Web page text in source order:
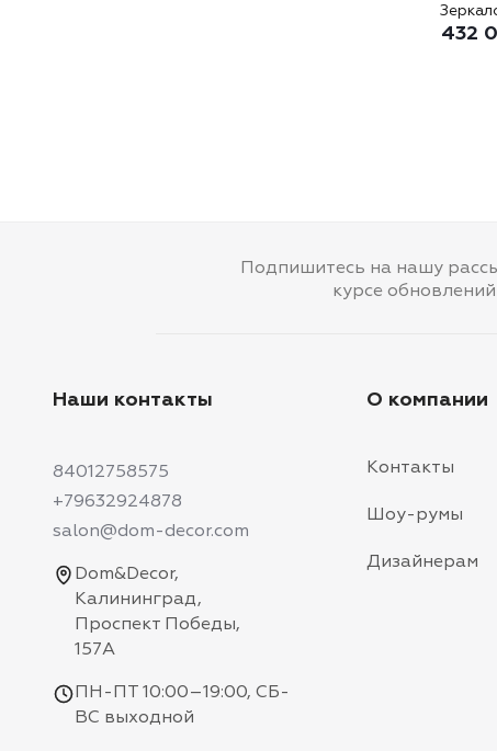
432
Подпишитесь на нашу
курсе
Наши контакты
84012758575
+79632924878
salon@dom-decor.com
Dom&Decor,
Калининград,
Проспект Победы,
157А
ПН-ПТ 10:00–19:00, СБ-
ВС выходной
О компании
Контакты
Шоу-румы
Дизайнерам